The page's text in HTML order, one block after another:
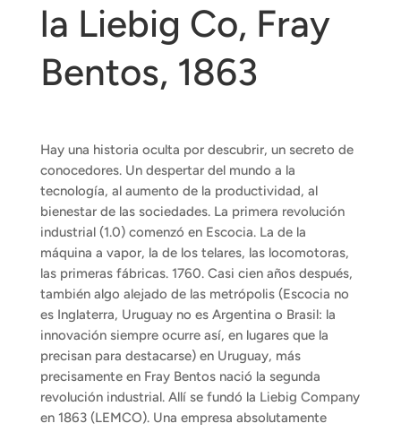
la Liebig Co, Fray
Bentos, 1863
Hay una historia oculta por descubrir, un secreto de
conocedores. Un despertar del mundo a la
tecnología, al aumento de la productividad, al
bienestar de las sociedades. La primera revolución
industrial (1.0) comenzó en Escocia. La de la
máquina a vapor, la de los telares, las locomotoras,
las primeras fábricas. 1760. Casi cien años después,
también algo alejado de las metrópolis (Escocia no
es Inglaterra, Uruguay no es Argentina o Brasil: la
innovación siempre ocurre así, en lugares que la
precisan para destacarse) en Uruguay, más
precisamente en Fray Bentos nació la segunda
revolución industrial. Allí se fundó la Liebig Company
en 1863 (LEMCO). Una empresa absolutamente